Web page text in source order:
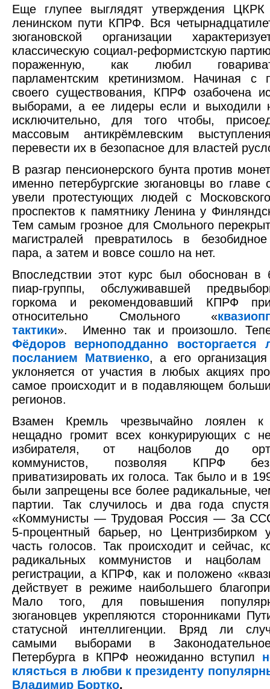
Еще глупее выглядят утверждения
ленинском пути КПРФ. Вся
зюгановской организации
классическую социал-реформистскую
пораженную, как любил
парламентским кретинизмом. Начиная с
своего существования, КПРФ озабочена
выборами, а ее лидеры если и выходили
исключительно, для того чтобы,
массовым антикрёмлевским
перевести их в безопасное для властей
В разгар пенсионерского бунта против
именно петербургские зюгановцы во
увели протестующих людей с
проспектов к памятнику Ленина у
Тем самым грозное для Смольного
магистралей превратилось в
пара, а затем и вовсе сошло на нет.
Впоследствии этот курс был обоснован в
пиар-группы, обслуживавшей
горкома и рекомендовавший КПРФ
относительно Смольного «
тактики». Именно так и произошло.
Фёдоров верноподданно восторгается
посланием Матвиенко, а его организация
уклоняется от участия в любых акциях
самое происходит и в подавляющем
регионов.
Взамен Кремль чрезвычайно лоялен
нещадно громит всех конкурирующих с
избирателя, от нацболов до
коммунистов, позволяя КПРФ
приватизировать их голоса. Так было и в
были запрещены все более радикальные,
партии. Так случилось и два года
«Коммунисты — Трудовая Россия — За
5-процентный барьер, но Центризбирком
часть голосов. Так происходит и сейчас,
радикальных коммунистов и нацболам
регистрации, а КПРФ, как и положено
действует в режиме наибольшего
Мало того, для повышения
зюгановцев укрепляются сторонниками
статусной интеллигенции. Вряд ли
самыми выборами в
Петербурга в КПРФ неожиданно вступил
клясться в любви к президенту
Владимир Бортко.